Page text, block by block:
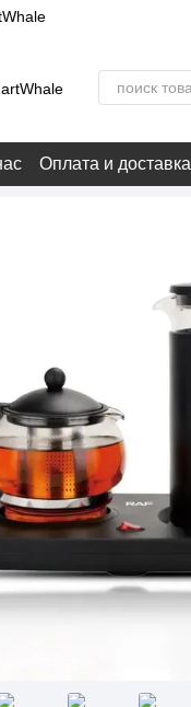
Оплата и доставка